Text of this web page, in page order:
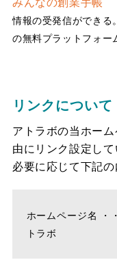
情報の受発信ができる
の無料プラットフォー
リンクについて
アトラボの当ホー
由にリンク設定して
必要に応じて下記の
ホームページ名 ・
トラボ